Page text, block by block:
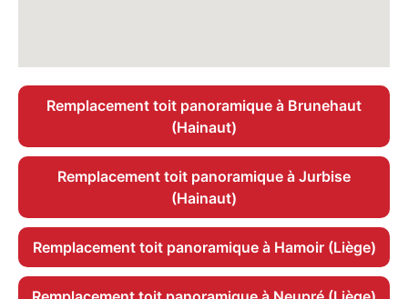
Remplacement toit panoramique à Brunehaut
(Hainaut)
Remplacement toit panoramique à Jurbise
(Hainaut)
Remplacement toit panoramique à Hamoir (Liège)